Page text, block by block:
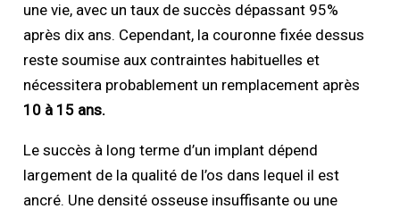
une vie, avec un taux de succès dépassant 95%
après dix ans. Cependant, la couronne fixée dessus
reste soumise aux contraintes habituelles et
nécessitera probablement un remplacement après
10 à 15 ans.
Le succès à long terme d’un implant dépend
largement de la qualité de l’os dans lequel il est
ancré. Une densité osseuse insuffisante ou une